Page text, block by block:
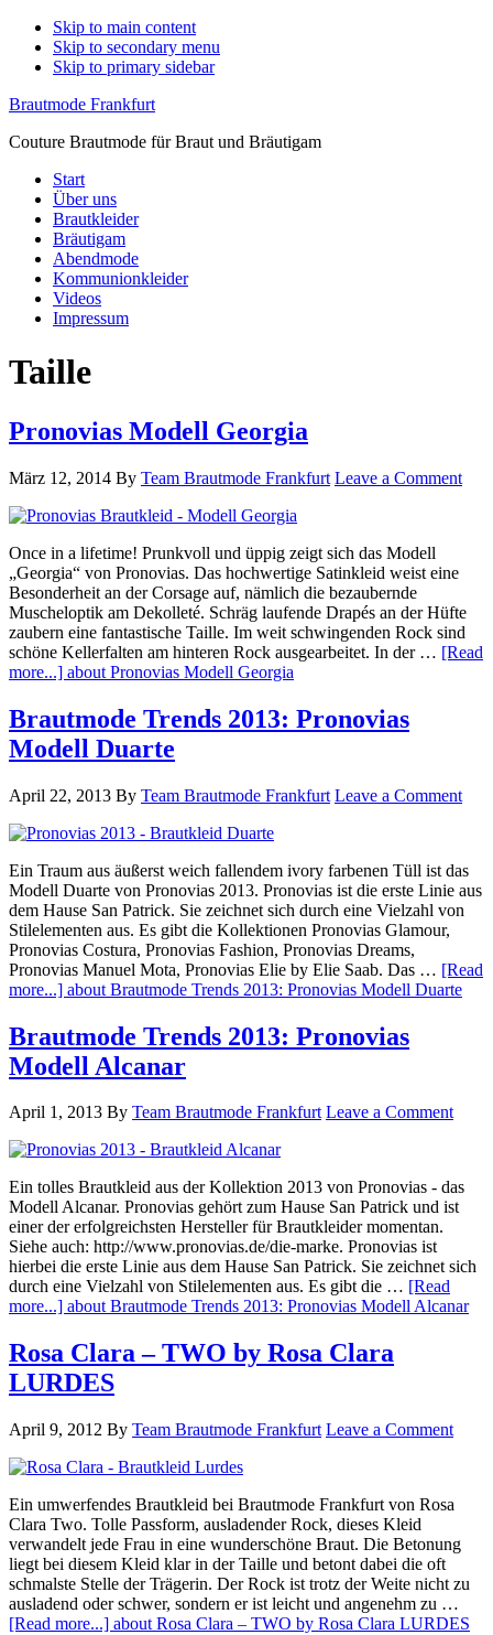
Skip to main content
Skip to secondary menu
Skip to primary sidebar
Brautmode Frankfurt
Couture Brautmode für Braut und Bräutigam
Start
Über uns
Brautkleider
Bräutigam
Abendmode
Kommunionkleider
Videos
Impressum
Taille
Pronovias Modell Georgia
März 12, 2014 By Team Brautmode Frankfurt Leave a Comment
Once in a lifetime! Prunkvoll und üppig zeigt sich das Modell
„Georgia“ von Pronovias. Das hochwertige Satinkleid weist eine
Besonderheit an der Corsage auf, nämlich die bezaubernde
Muscheloptik am Dekolleté. Schräg laufende Drapés an der Hüfte
zaubern eine fantastische Taille. Im weit schwingenden Rock sind
schöne Kellerfalten am hinteren Rock ausgearbeitet. In der … [Read
more...] about Pronovias Modell Georgia
Brautmode Trends 2013: Pronovias
Modell Duarte
April 22, 2013 By Team Brautmode Frankfurt Leave a Comment
Ein Traum aus äußerst weich fallendem ivory farbenen Tüll ist das
Modell Duarte von Pronovias 2013. Pronovias ist die erste Linie aus
dem Hause San Patrick. Sie zeichnet sich durch eine Vielzahl von
Stilelementen aus. Es gibt die Kollektionen Pronovias Glamour,
Pronovias Costura, Pronovias Fashion, Pronovias Dreams,
Pronovias Manuel Mota, Pronovias Elie by Elie Saab. Das … [Read
more...] about Brautmode Trends 2013: Pronovias Modell Duarte
Brautmode Trends 2013: Pronovias
Modell Alcanar
April 1, 2013 By Team Brautmode Frankfurt Leave a Comment
Ein tolles Brautkleid aus der Kollektion 2013 von Pronovias - das
Modell Alcanar. Pronovias gehört zum Hause San Patrick und ist
einer der erfolgreichsten Hersteller für Brautkleider momentan.
Siehe auch: http://www.pronovias.de/die-marke. Pronovias ist
hierbei die erste Linie aus dem Hause San Patrick. Sie zeichnet sich
durch eine Vielzahl von Stilelementen aus. Es gibt die … [Read
more...] about Brautmode Trends 2013: Pronovias Modell Alcanar
Rosa Clara – TWO by Rosa Clara
LURDES
April 9, 2012 By Team Brautmode Frankfurt Leave a Comment
Ein umwerfendes Brautkleid bei Brautmode Frankfurt von Rosa
Clara Two. Tolle Passform, ausladender Rock, dieses Kleid
verwandelt jede Frau in eine wunderschöne Braut. Die Betonung
liegt bei diesem Kleid klar in der Taille und betont dabei die oft
schmalste Stelle der Trägerin. Der Rock ist trotz der Weite nicht zu
ausladend oder schwer, sondern er ist leicht und angenehm zu …
[Read more...] about Rosa Clara – TWO by Rosa Clara LURDES